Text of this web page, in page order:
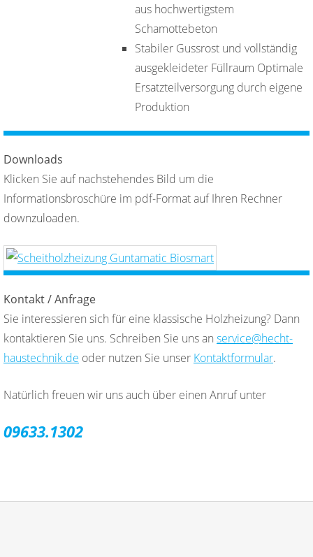
aus hochwertigstem
Schamottebeton
Stabiler Gussrost und vollständig
ausgekleideter Füllraum Optimale
Ersatzteilversorgung durch eigene
Produktion
Downloads
Klicken Sie auf nachstehendes Bild um die
Informationsbroschüre im pdf-Format auf Ihren Rechner
downzuloaden.
Kontakt / Anfrage
Sie interessieren sich für eine klassische Holzheizung? Dann
kontaktieren Sie uns. Schreiben Sie uns an service@hecht-
haustechnik.de oder nutzen Sie unser Kontaktformular.
Natürlich freuen wir uns auch über einen Anruf unter
09633.1302